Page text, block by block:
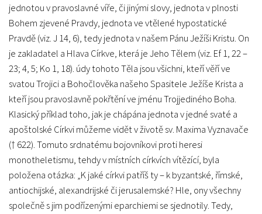
jednotou v pravoslavné víře, či jinými slovy, jednota v plnosti
Bohem zjevené Pravdy, jednota ve vtělené hypostatické
Pravdě (viz. J 14, 6), tedy jednota v našem Pánu Ježíši Kristu. On
je zakladatel a Hlava Církve, která je Jeho Tělem (viz. Ef 1, 22 –
23; 4, 5; Ko 1, 18). údy tohoto Těla jsou všichni, kteří věří ve
svatou Trojici a Bohočlověka našeho Spasitele Ježíše Krista a
kteří jsou pravoslavně pokřtění ve jménu Trojjediného Boha.
Klasický příklad toho, jak je chápána jednota v jedné svaté a
apoštolské Církvi můžeme vidět v životě sv. Maxima Vyznavače
(† 622). Tomuto srdnatému bojovníkovi proti heresi
monotheletismu, tehdy v místních církvích vítězící, byla
položena otázka: „K jaké církvi patříš ty – k byzantské, římské,
antiochijské, alexandrijské či jerusalemské? Hle, ony všechny
společně s jim podřízenými eparchiemi se sjednotily. Tedy,